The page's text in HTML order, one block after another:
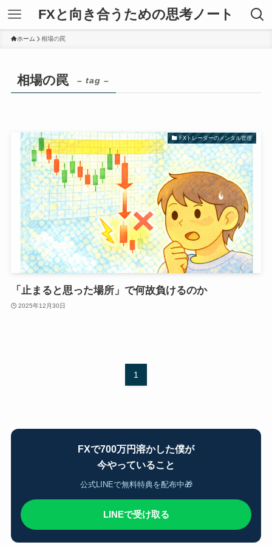
FXと向き合うための思考ノート
ホーム 相場の罠
相場の罠 – tag –
FXトレーダーのメンタル管理
「止まると思った場所」で何故負けるのか
2025年12月30日
1
FXで700万円溶かした僕が
今やっていること
公式LINEで無料特典を配布中🎁
LINEで受け取る